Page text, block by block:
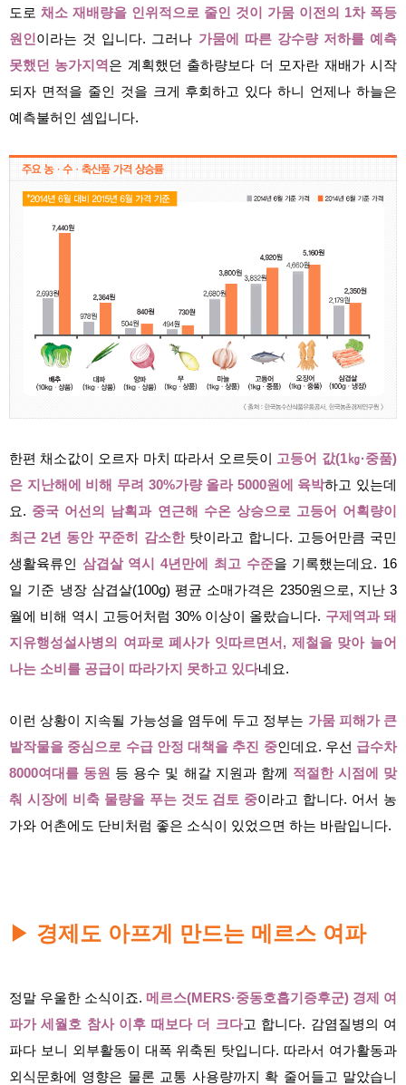
도로 채소 재배량을 인위적으로 줄인 것이 가뭄 이전의 1차 폭등
원인이라는 것 입니다. 그러나 가뭄에 따른 강수량 저하를 예측
못했던 농가지역은 계획했던 출하량보다 더 모자란 재배가 시작
되자 면적을 줄인 것을 크게 후회하고 있다 하니 언제나 하늘은
예측불허인 셈입니다.
한편 채소값이 오르자 마치 따라서 오르듯이
고등어 값(1㎏·중품)
은 지난해에 비해 무려 30%가량 올라 5000원에 육박하고 있는데
요. 중국 어선의 남획과 연근해 수온 상승으로 고등어 어획량이
최근 2년 동안 꾸준히 감소한 탓이라고 합니다. 고등어만큼 국민
생활육류인 삼겹살 역시 4년만에 최고 수준을 기록했는데요. 16
일 기준 냉장 삼겹살(100g) 평균 소매가격은 2350원으로, 지난 3
월에 비해 역시 고등어처럼 30% 이상이 올랐습니다. 구제역과 돼
지유행성설사병의 여파로 폐사가 잇따르면서, 제철을 맞아 늘어
나는 소비를 공급이 따라가지 못하고 있다네요.
이런 상황이 지속될 가능성을 염두에 두고 정부는 가뭄 피해가 큰
밭작물을 중심으로 수급 안정 대책을 추진 중인데요. 우선 급수차
8000여대를 동원 등 용수 및 해갈 지원과 함께 적절한 시점에 맞
춰 시장에 비축 물량을 푸는 것도 검토 중이라고 합니다. 어서 농
가와 어촌에도 단비처럼 좋은 소식이 있었으면 하는 바람입니다.
▶ 경제도 아프게 만드는 메르스 여파
정말 우울한 소식이죠. 메르스(MERS·중동호흡기증후군) 경제 여
파가 세월호 참사 이후 때보다 더 크다고 합니다. 감염질병의 여
파다 보니 외부활동이 대폭 위축된 탓입니다. 따라서 여가활동과
외식문화에 영향은 물론 교통 사용량까지 확 줄어들고 말았습니